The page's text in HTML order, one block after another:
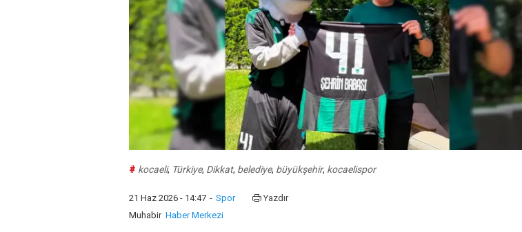
# kocaeli, Türkiye, Dikkat, belediye, büyükşehir, kocaelispor
21 Haz 2026 - 14:47 - Spor
Yazdır
Muhabir Haber Merkezi